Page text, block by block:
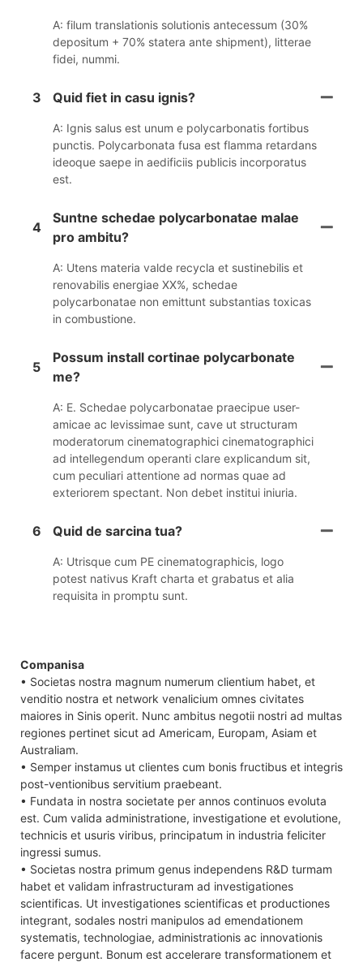
A: filum translationis solutionis antecessum (30%
depositum + 70% statera ante shipment), litterae
fidei, nummi.
3 Quid fiet in casu ignis?
A: Ignis salus est unum e polycarbonatis fortibus
punctis. Polycarbonata fusa est flamma retardans
ideoque saepe in aedificiis publicis incorporatus
est.
4
Suntne schedae polycarbonatae malae
pro ambitu?
A: Utens materia valde recycla et sustinebilis et
renovabilis energiae XX%, schedae
polycarbonatae non emittunt substantias toxicas
in combustione.
5
Possum install cortinae polycarbonate
me?
A: E. Schedae polycarbonatae praecipue user-
amicae ac levissimae sunt, cave ut structuram
moderatorum cinematographici cinematographici
ad intellegendum operanti clare explicandum sit,
cum peculiari attentione ad normas quae ad
exteriorem spectant. Non debet institui iniuria.
6 Quid de sarcina tua?
A: Utrisque cum PE cinematographicis, logo
potest nativus Kraft charta et grabatus et alia
requisita in promptu sunt.
Companisa
• Societas nostra magnum numerum clientium habet, et
venditio nostra et network venalicium omnes civitates
maiores in Sinis operit. Nunc ambitus negotii nostri ad multas
regiones pertinet sicut ad Americam, Europam, Asiam et
Australiam.
• Semper instamus ut clientes cum bonis fructibus et integris
post-ventionibus servitium praebeant.
• Fundata in nostra societate per annos continuos evoluta
est. Cum valida administratione, investigatione et evolutione,
technicis et usuris viribus, principatum in industria feliciter
ingressi sumus.
• Societas nostra primum genus independens R&D turmam
habet et validam infrastructuram ad investigationes
scientificas. Ut investigationes scientificas et productiones
integrant, sodales nostri manipulos ad emendationem
systematis, technologiae, administrationis ac innovationis
facere pergunt. Bonum est accelerare transformationem et